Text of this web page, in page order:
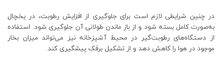
در چنین شرایطی لازم است برای جلوگیری از افزایش رطوبت، در یخچال
به‌صورت کامل بسته شود و از باز ماندن طولانی آن جلوگیری شود. استفاده
از دستگاه‌های رطوبت‌گیر در محیط آشپزخانه نیز می‌تواند میزان بخار
موجود در هوا را کاهش دهد و از تشکیل برفک پیشگیری کند.